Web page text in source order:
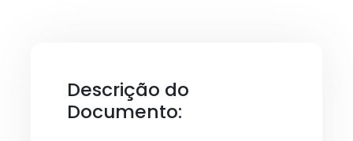
Descrição do
Documento: